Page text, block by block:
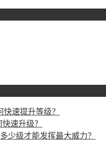
快速提升等级？
速升级？
少级才能发挥最大威力？